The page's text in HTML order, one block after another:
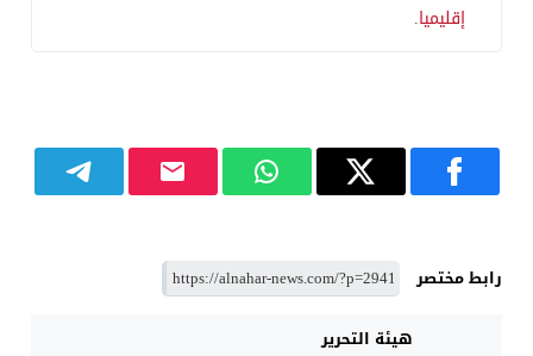
إقليميا.
رابط مختصر
هيئة التحرير